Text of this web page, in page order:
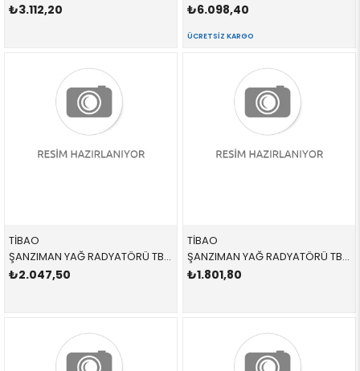
₺3.112,20 ₺6.098,40
ÜCRETSIZ KARGO
TİBAO
ŞANZIMAN YAĞ RADYATÖRÜ TB27C0015,337984 17207500754 17207500754 X5,E53 M54,M62,M57,M57N 2001-2008
₺2.047,50
TİBAO
ŞANZIMAN YAĞ RADYATÖRÜ TB27C0018,347179 17227505826 17227505826 E46,E83,E85 1.6,1.8,2.0İ,2.2,2.5,3.0 1998-2003
₺1.801,80